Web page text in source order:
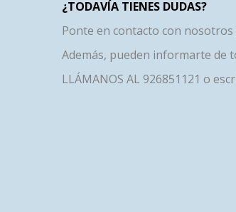
¿TODAVÍA TIENES DUDAS?
Ponte en contacto con
Además, pueden informarte de
LLÁMANOS AL 926851121 o